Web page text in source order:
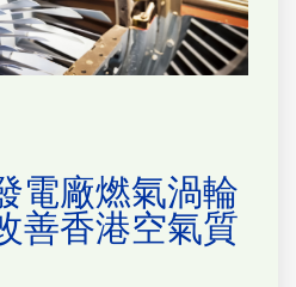
電廠燃氣渦輪
善香港空氣質